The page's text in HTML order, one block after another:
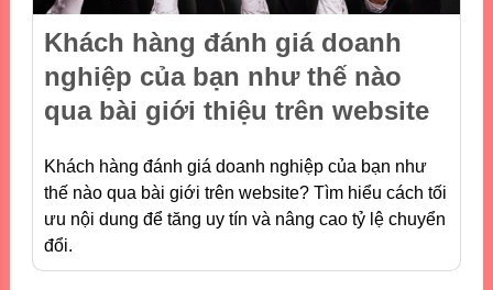
Khách hàng đánh giá doanh
nghiệp của bạn như thế nào
qua bài giới thiệu trên website
Khách hàng đánh giá doanh nghiệp của bạn như
thế nào qua bài giới trên website? Tìm hiểu cách tối
ưu nội dung để tăng uy tín và nâng cao tỷ lệ chuyển
đổi.